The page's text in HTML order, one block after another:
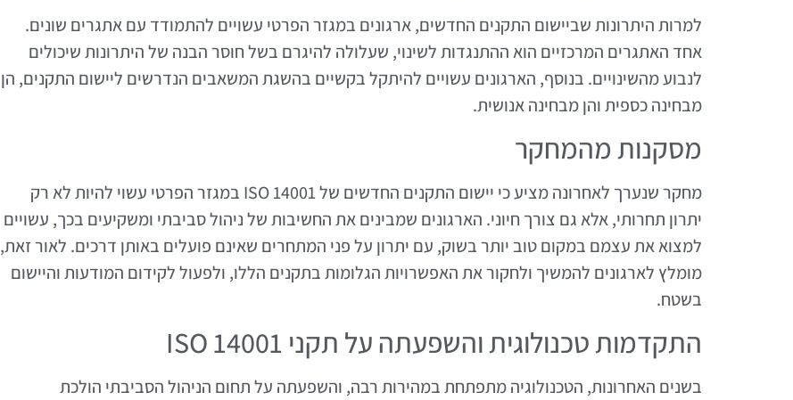
למרות היתרונות שביישום התקנים החדשים, ארגונים במגזר הפרטי עשויים להתמודד עם אתגרים שונים.
אחד האתגרים המרכזיים הוא ההתנגדות לשינוי, שעלולה להיגרם בשל חוסר הבנה של היתרונות שיכולים
לנבוע מהשינויים. בנוסף, הארגונים עשויים להיתקל בקשיים בהשגת המשאבים הנדרשים ליישום התקנים, הן
מבחינה כספית והן מבחינה אנושית.
מסקנות מהמחקר
מחקר שנערך לאחרונה מציע כי יישום התקנים החדשים של ISO 14001 במגזר הפרטי עשוי להיות לא רק
יתרון תחרותי, אלא גם צורך חיוני. הארגונים שמבינים את החשיבות של ניהול סביבתי ומשקיעים בכך, עשויים
למצוא את עצמם במקום טוב יותר בשוק, עם יתרון על פני המתחרים שאינם פועלים באותן דרכים. לאור זאת,
מומלץ לארגונים להמשיך ולחקור את האפשרויות הגלומות בתקנים הללו, ולפעול לקידום המודעות והיישום
בשטח.
התקדמות טכנולוגית והשפעתה על תקני ISO 14001
בשנים האחרונות, הטכנולוגיה מתפתחת במהירות רבה, והשפעתה על תחום הניהול הסביבתי הולכת